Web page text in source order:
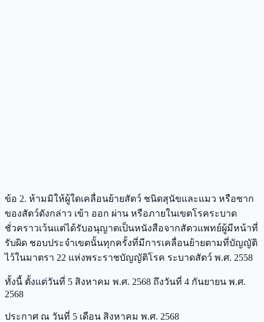
ข้อ 2. ห้ามมิให้ผู้ใดเคลื่อนย้ายสัตว์ ชนิดสุนัขและแมว หรือซาก
ของสัตว์ดังกล่าว เข้า ออก ผ่าน หรือภายในเขตโรคระบาด
ชั่วคราวเว้นแต่ได้รับอนุญาตเป็นหนังสือจากสัตวแพทย์ผู้มีหน้าที่
รับผิด ชอบประจําเขตนั้นทุกครั้งที่มีการเคลื่อนย้ายตามที่บัญญัติ
ไว้ในมาตรา 22 แห่งพระราชบัญญัติโรค ระบาดสัตว์ พ.ศ. 2558
ทั้งนี้ ตั้งแต่วันที่ 5 สิงหาคม พ.ศ. 2568 ถึงวันที่ 4 กันยายน พ.ศ.
2568
ประกาศ ณ วันที่ 5 เดือน สิงหาคม พ.ศ. 2568